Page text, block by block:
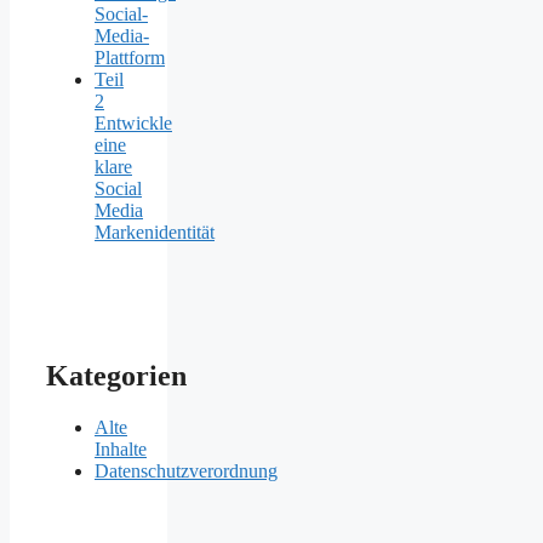
Social-
Media-
Plattform
Teil
2
Entwickle
eine
klare
Social
Media
Markenidentität
Kategorien
Alte
Inhalte
Datenschutzverordnung